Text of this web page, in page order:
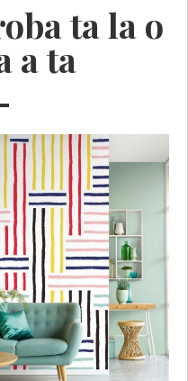
ta la o
a ta